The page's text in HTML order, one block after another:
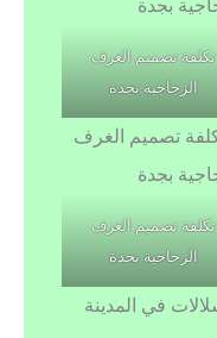
تكلفة تصميم الغرف
الزجاجية بجدة
تكلفة تصميم الغرف
الزجاجية بجدة